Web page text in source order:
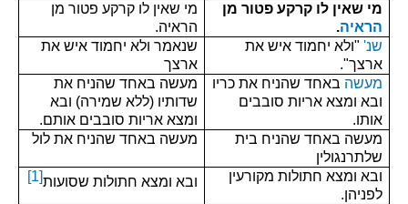
משניות
מסכת סנהדרין
מסכת ברכות
מסכת פאה
מסכת תענית
מסכת קידושין
סימון האגדות בגמרא
מי שאין לו קרקע פטור מן
הראיה.
מי שאין לו קרקע פטור מן
הראיה.
שנ' "ולא יחמוד איש את
ארצך".
שנאמר ולא יחמוד איש את
ארצך
מעשה באחד שהניח את כריו
ובא ומצא אריות סובבים
אותו.
מעשה באחד שהניח את
שדותיו (ללא שמירה) ובא
ומצא אריות סובבים אותם.
מעשה באחד שהניח בית
שלתרנגולין
מעשה באחד שהניח את לול
ובא ומצא חתולות מקורעין
לפניהן.
ובא ומצא חתולות שסועות[1]